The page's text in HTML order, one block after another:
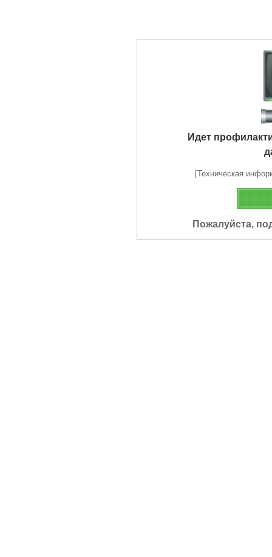
Идет
[Техническая
Пожалуйста,